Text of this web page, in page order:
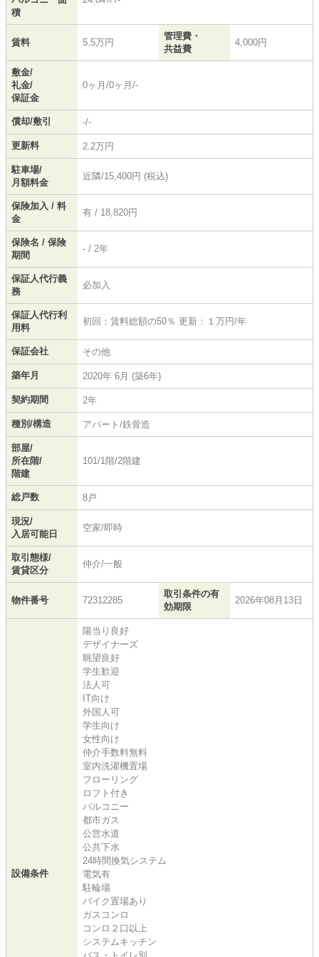
積
賃料 5.5万円
管理費・
共益費
4,000円
敷金/
礼金/
保証金
0ヶ月/0ヶ月/-
償却/敷引 -/-
更新料 2.2万円
駐車場/
月額料金
近隣/15,400円 (税込)
保険加入 / 料
金
有 / 18,820円
保険名 / 保険
期間
- / 2年
保証人代行義
務
必加入
保証人代行利
用料
初回：賃料総額の50％ 更新：１万円/年
保証会社 その他
築年月 2020年 6月 (築6年)
契約期間 2年
種別/構造 アパート/鉄骨造
部屋/
所在階/
階建
101/1階/2階建
総戸数 8戸
現況/
入居可能日
空家/即時
取引態様/
賃貸区分
仲介/一般
物件番号 72312285
取引条件の有
効期限
2026年08月13日
設備条件
陽当り良好
デザイナーズ
眺望良好
学生歓迎
法人可
IT向け
外国人可
学生向け
女性向け
仲介手数料無料
室内洗濯機置場
フローリング
ロフト付き
バルコニー
都市ガス
公営水道
公共下水
24時間換気システム
電気有
駐輪場
バイク置場あり
ガスコンロ
コンロ２口以上
システムキッチン